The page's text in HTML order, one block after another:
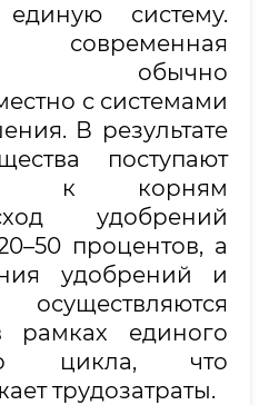
систему.
обычно
с системами
В результате
поступают
к корням
удобрений
процентов, а
удобрений и
рамках единого
цикла, что
трудозатраты.